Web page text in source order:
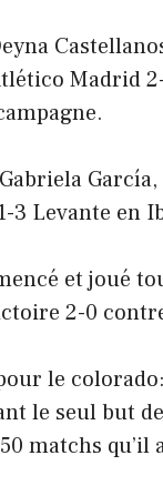
Madrid
3 Levante en
et joué
2-0
le
le seul but
matchs qu’il